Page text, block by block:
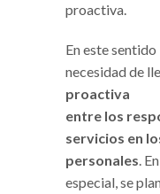
proactiva.
En este
necesidad de
proactiva
entre los
servicios en
personales. En
especial, se